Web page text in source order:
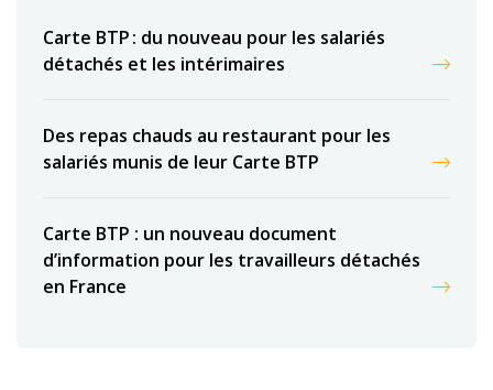
Carte BTP : du nouveau pour les salariés
détachés et les intérimaires
Des repas chauds au restaurant pour les
salariés munis de leur Carte BTP
Carte BTP : un nouveau document
d’information pour les travailleurs détachés
en France